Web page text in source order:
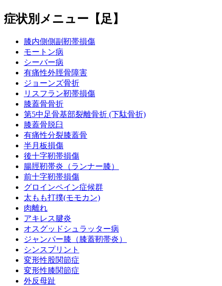
症状別メニュー【足】
膝内側側副靭帯損傷
モートン病
シーバー病
有痛性外脛骨障害
ジョーンズ骨折
リスフラン靭帯損傷
膝蓋骨骨折
第5中足骨基部裂離骨折 (下駄骨折)
膝蓋骨脱臼
有痛性分裂膝蓋骨
半月板損傷
後十字靭帯損傷
腸脛靭帯炎（ランナー膝）
前十字靭帯損傷
グロインペイン症候群
太もも打撲(モモカン)
肉離れ
アキレス腱炎
オスグッドシュラッター病
ジャンパー膝（膝蓋靭帯炎）
シンスプリント
変形性股関節症
変形性膝関節症
外反母趾